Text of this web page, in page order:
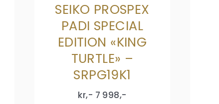
SEIKO PROSPEX
PADI SPECIAL
EDITION «KING
TURTLE» –
SRPG19K1
kr,- 7 998,-